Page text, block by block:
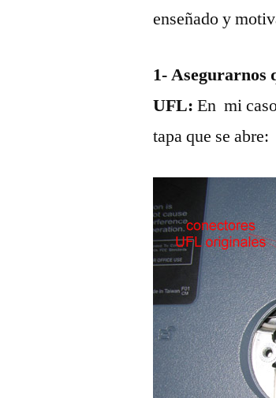
enseñado y
1- Asegurarnos
UFL: En mi
tapa que se abre: